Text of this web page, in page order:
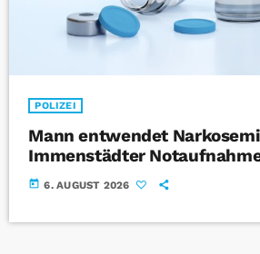
POLIZEI
Mann entwendet
Immenstädter
today 6. AUGUST 2026